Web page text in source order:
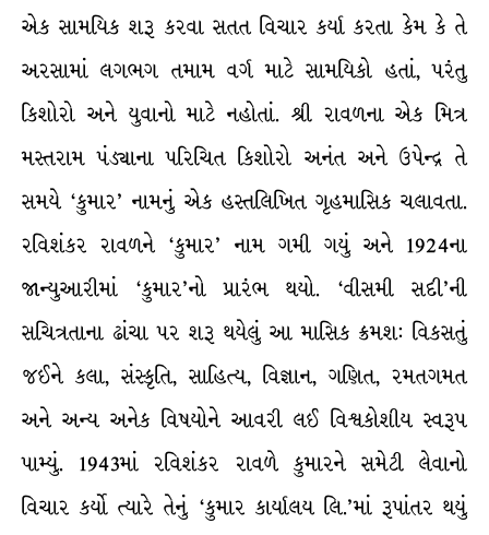
એક સામયિક શરૂ કરવા સતત વિચાર કર્યા કરતા કેમ કે તે
અરસામાં લગભગ તમામ વર્ગ માટે સામયિકો હતાં, પરંતુ
કિશોરો અને યુવાનો માટે નહોતાં. શ્રી રાવળના એક મિત્ર
મસ્તરામ પંડ્યાના પરિચિત કિશોરો અનંત અને ઉપેન્દ્ર તે
સમયે ‘કુમાર’ નામનું એક હસ્તલિખિત ગૃહમાસિક ચલાવતા.
રવિશંકર રાવળને ‘કુમાર’ નામ ગમી ગયું અને 1924ના
જાન્યુઆરીમાં ‘કુમાર’નો પ્રારંભ થયો. ‘વીસમી સદી’ની
સચિત્રતાના ઢાંચા પર શરૂ થયેલું આ માસિક ક્રમશ: વિકસતું
જઈને કલા, સંસ્કૃતિ, સાહિત્ય, વિજ્ઞાન, ગણિત, રમતગમત
અને અન્ય અનેક વિષયોને આવરી લઈ વિશ્વકોશીય સ્વરૂપ
પામ્યું. 1943માં રવિશંકર રાવળે કુમારને સમેટી લેવાનો
વિચાર કર્યો ત્યારે તેનું ‘કુમાર કાર્યાલય લિ.’માં રૂપાંતર થયું